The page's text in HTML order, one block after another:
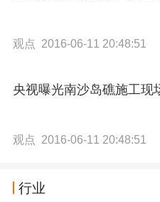
观点 2016-06-11 20:48:51
央视曝光南沙岛礁施工现
观点 2016-06-11 20:48:51
行业